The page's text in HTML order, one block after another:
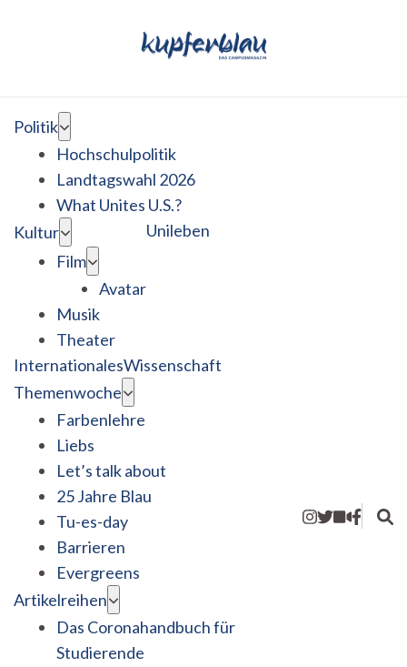
Politik
Hochschulpolitik
Landtagswahl 2026
What Unites U.S.?
Kultur
Film
Avatar
Musik
Theater
Unileben
InternationalesWissenschaft
Themenwoche
Farbenlehre
Liebs
Let’s talk about
25 Jahre Blau
Tu-es-day
Barrieren
Evergreens
Artikelreihen
Das Coronahandbuch für
Studierende